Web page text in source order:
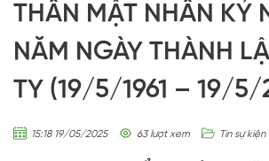
THÂN MẬT NHÂN KỶ
NĂM NGÀY THÀNH
TY (19/5/1961 – 19/5/
15:18 19/05/2025 63lượt xem Tin sự kiện